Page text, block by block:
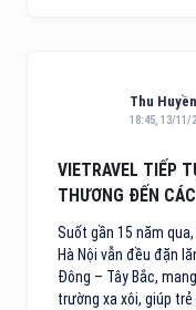
Thu Huyền
18:45, 13/11/
VIETRAVEL TIẾP
THƯƠNG ĐẾN
Suốt gần 15 năm
Hà Nội vẫn đều đặn
Đông – Tây Bắc,
trường xa xôi, giúp